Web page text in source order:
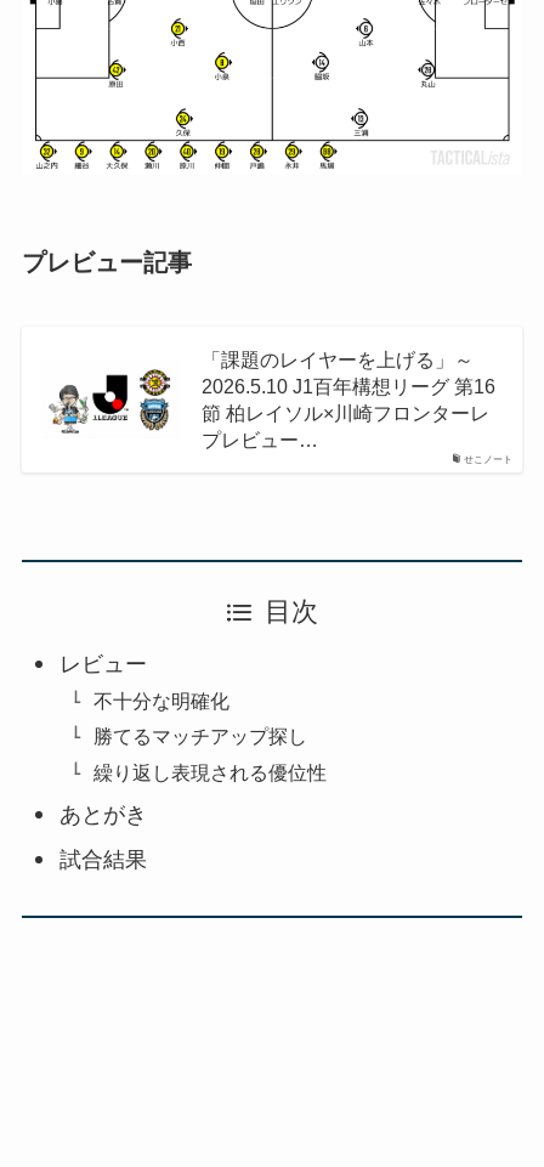
プレビュー記事
せこノート
「課題のレイヤーを上げる」～
2026.5.10 J1百年構想リーグ 第16
節 柏レイソル×川崎フロンターレ
プレビュー…
目次
レビュー
不十分な明確化
勝てるマッチアップ探し
繰り返し表現される優位性
あとがき
試合結果